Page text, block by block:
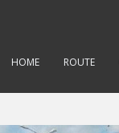
HOME ROUTE